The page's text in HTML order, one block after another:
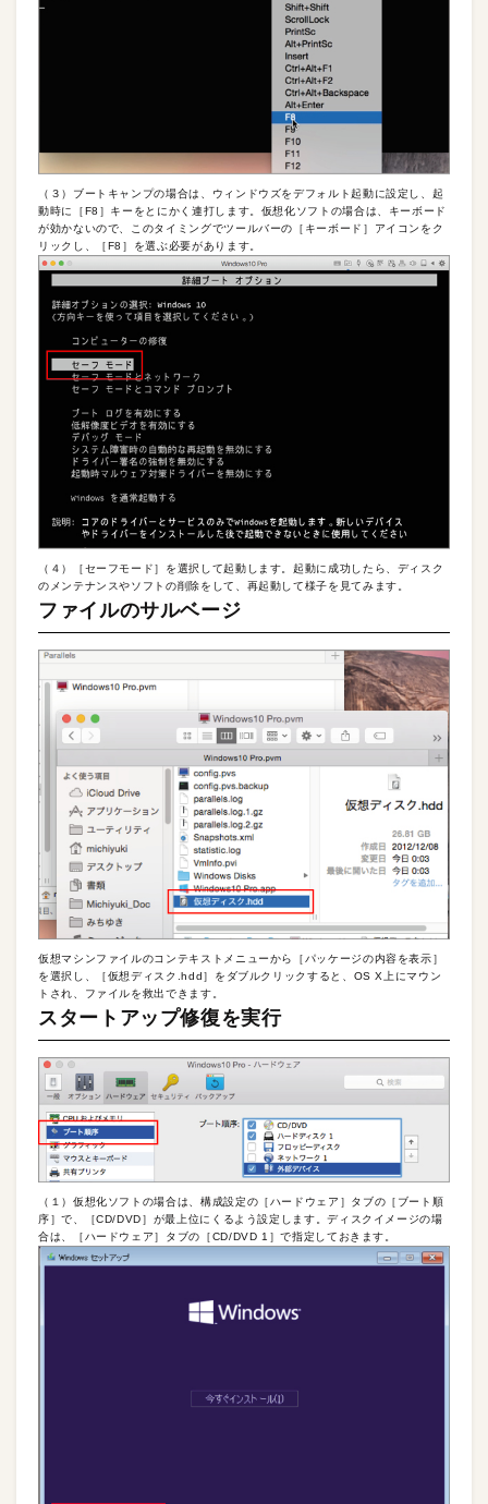
（３）ブートキャンプの場合は、ウィンドウズをデフォルト起動に設定し、起
動時に［F8］キーをとにかく連打します。仮想化ソフトの場合は、キーボード
が効かないので、このタイミングでツールバーの［キーボード］アイコンをク
リックし、［F8］を選ぶ必要があります。
（４）［セーフモード］を選択して起動します。起動に成功したら、ディスク
のメンテナンスやソフトの削除をして、再起動して様子を見てみます。
ファイルのサルベージ
仮想マシンファイルのコンテキストメニューから［パッケージの内容を表示］
を選択し、［仮想ディスク.hdd］をダブルクリックすると、OS X上にマウン
トされ、ファイルを救出できます。
スタートアップ修復を実行
（１）仮想化ソフトの場合は、構成設定の［ハードウェア］タブの［ブート順
序］で、［CD/DVD］が最上位にくるよう設定します。ディスクイメージの場
合は、［ハードウェア］タブの［CD/DVD 1］で指定しておきます。